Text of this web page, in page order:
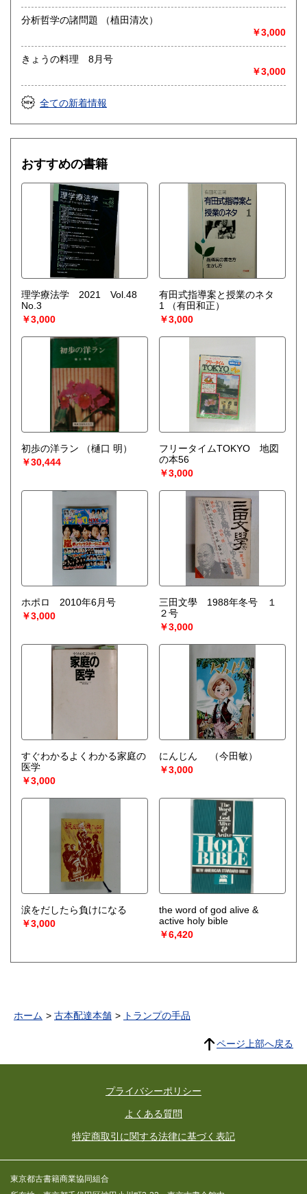
分析哲学の諸問題 （植田清次）
￥3,000
きょうの料理 8月号
￥3,000
全ての新着情報
おすすめの書籍
理学療法学 2021 Vol.48
No.3
￥3,000
有田式指導案と授業のネタ
1
（有田和正）
￥3,000
初歩の洋ラン
（樋口 明）
￥30,444
フリータイムTOKYO 地図
の本56
￥3,000
ホポロ 2010年6月号
￥3,000
三田文學 1988年冬号 １
２号
￥3,000
すぐわかるよくわかる家庭の
医学
￥3,000
にんじん
（今田敏）
￥3,000
涙をだしたら負けになる
￥3,000
the word of god alive &
active holy bible
￥6,420
ホーム 古本配達本舗 トランプの手品
ページ上部へ戻る
プライバシーポリシー
よくある質問
特定商取引に関する法律に基づく表記
東京都古書籍商業協同組合